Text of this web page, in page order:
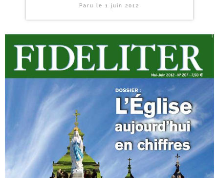
Paru le1 juin 2012